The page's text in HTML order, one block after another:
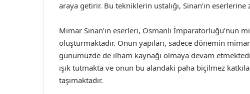
araya getirir. Bu tekniklerin ustalığı, Sinan’ın eserlerine
Mimar Sinan’ın eserleri, Osmanlı İmparatorluğu’nun
oluşturmaktadır. Onun yapıları, sadece dönemin
günümüzde de ilham kaynağı olmaya devam
ışık tutmakta ve onun bu alandaki paha biçilmez
taşımaktadır.